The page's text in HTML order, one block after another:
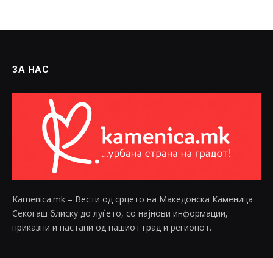
ЗА НАС
Kamenica.mk – Вести од срцето на Македонска Каменица
Секогаш блиску до луѓето, со најнови информации,
приказни и настани од нашиот град и регионот.